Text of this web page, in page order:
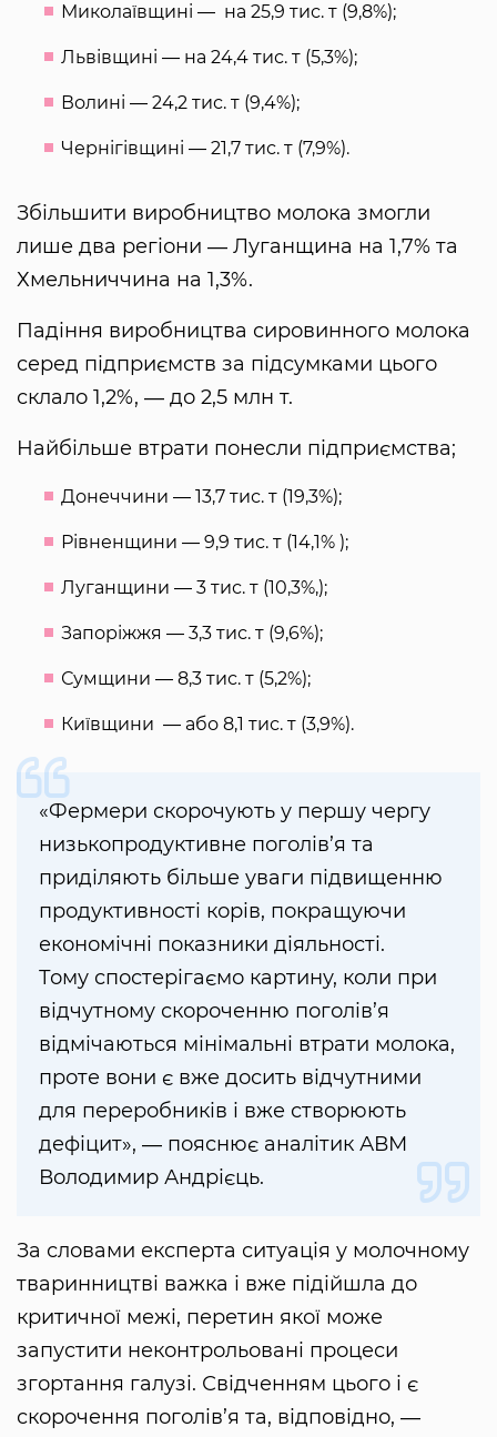
Миколаївщині ― на 25,9 тис. т (9,8%);
Львівщині ― на 24,4 тис. т (5,3%);
Волині ― 24,2 тис. т (9,4%);
Чернігівщині ― 21,7 тис. т (7,9%).
Збільшити виробництво молока змогли
лише два регіони ― Луганщина на 1,7% та
Хмельниччина на 1,3%.
Падіння виробництва сировинного молока
серед підприємств за підсумками цього
склало 1,2%, ― до 2,5 млн т.
Найбільше втрати понесли підприємства;
Донеччини ― 13,7 тис. т (19,3%);
Рівненщини ― 9,9 тис. т (14,1% );
Луганщини ― 3 тис. т (10,3%,);
Запоріжжя ― 3,3 тис. т (9,6%);
Сумщини ― 8,3 тис. т (5,2%);
Київщини ― або 8,1 тис. т (3,9%).
«Фермери скорочують у першу чергу
низькопродуктивне поголів’я та
приділяють більше уваги підвищенню
продуктивності корів, покращуючи
економічні показники діяльності.
Тому спостерігаємо картину, коли при
відчутному скороченню поголів’я
відмічаються мінімальні втрати молока,
проте вони є вже досить відчутними
для переробників і вже створюють
дефіцит», ― пояснює аналітик АВМ
Володимир Андрієць.
За словами експерта ситуація у молочному
тваринництві важка і вже підійшла до
критичної межі, перетин якої може
запустити неконтрольовані процеси
згортання галузі. Свідченням цього і є
скорочення поголів’я та, відповідно, ―